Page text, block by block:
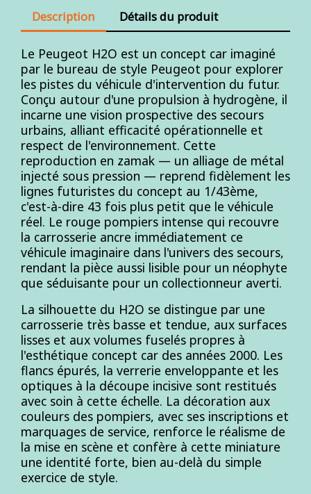
Description Détails du produit
Le Peugeot H2O est un concept car imaginé
par le bureau de style Peugeot pour explorer
les pistes du véhicule d'intervention du futur.
Conçu autour d'une propulsion à hydrogène, il
incarne une vision prospective des secours
urbains, alliant efficacité opérationnelle et
respect de l'environnement. Cette
reproduction en zamak — un alliage de métal
injecté sous pression — reprend fidèlement les
lignes futuristes du concept au 1/43ème,
c'est-à-dire 43 fois plus petit que le véhicule
réel. Le rouge pompiers intense qui recouvre
la carrosserie ancre immédiatement ce
véhicule imaginaire dans l'univers des secours,
rendant la pièce aussi lisible pour un néophyte
que séduisante pour un collectionneur averti.
La silhouette du H2O se distingue par une
carrosserie très basse et tendue, aux surfaces
lisses et aux volumes fuselés propres à
l'esthétique concept car des années 2000. Les
flancs épurés, la verrerie enveloppante et les
optiques à la découpe incisive sont restitués
avec soin à cette échelle. La décoration aux
couleurs des pompiers, avec ses inscriptions et
marquages de service, renforce le réalisme de
la mise en scène et confère à cette miniature
une identité forte, bien au-delà du simple
exercice de style.